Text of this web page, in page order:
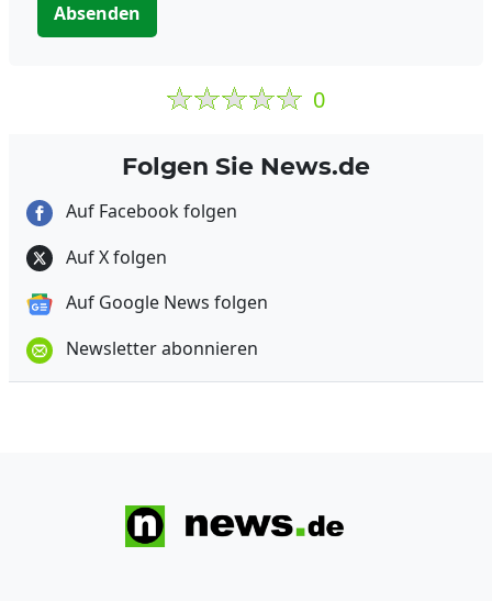
Absenden
0
Folgen Sie News.de
Auf Facebook folgen
Auf X folgen
Auf Google News folgen
Newsletter abonnieren